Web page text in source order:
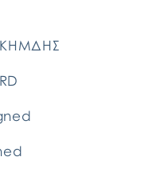
ΚΗΜΔΗΣ